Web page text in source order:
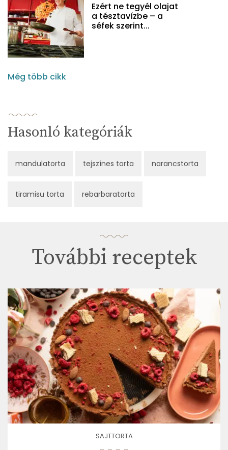
Ezért ne tegyél olajat
a tésztavízbe – a
séfek szerint...
Még több cikk
Hasonló kategóriák
mandulatorta tejszínes torta narancstorta
tiramisu torta rebarbaratorta
További receptek
SAJTTORTA